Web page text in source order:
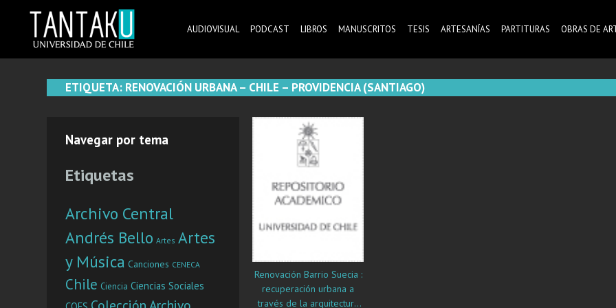
content
AUDIOVISUAL PODCAST LIBROS MANUSCRITOS TESIS ARTESANÍAS PARTITURAS OBRAS DE
ETIQUETA: RENOVACIÓN URBANA – CHILE – PROVIDENCIA (SANTIAGO)
Navegar por tema
Etiquetas
Archivo Central
Andrés Bello Artes Artes
y Música Canciones CENECA
Chile Ciencia Ciencias Sociales
Renovación Barrio Suecia :
recuperación urbana a
través de la arquitectura